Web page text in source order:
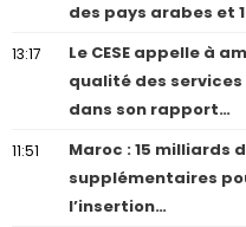
des pays arabes et
13:17
Le CESE appelle à
qualité des
dans son rapport…
11:51
Maroc : 15 milliards
supplémentaires
l’insertion…